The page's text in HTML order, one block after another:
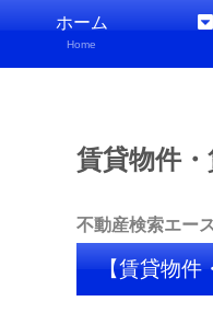
ホーム
Home
賃貸物件
不動産検索エース
【賃貸物件